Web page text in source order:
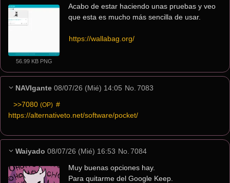
56.99 KB PNG
Acabo de estar haciendo unas pruebas y veo
que esta es mucho más sencilla de usar.
https://wallabag.org/
NAVIgante 08/07/26 (Mié) 14:05 No. 7083
>>7080 (OP) #
https://alternativeto.net/software/pocket/
Waiyado 08/07/26 (Mié) 16:53 No. 7084
Muy buenas opciones hay.
Para quitarme del Google Keep.